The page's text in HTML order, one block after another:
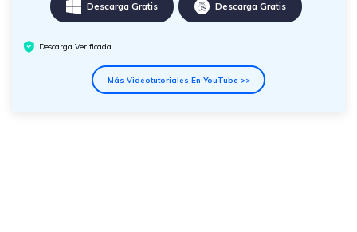
Descarga Gratis Descarga Gratis
Descarga Verificada
Más Videotutoriales En YouTube >>